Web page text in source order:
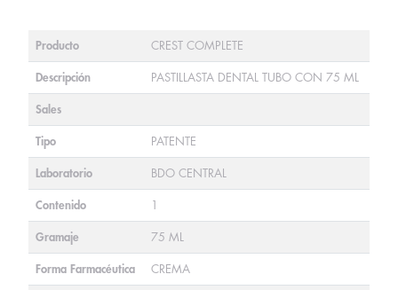
Producto CREST COMPLETE
Descripción PASTILLASTA DENTAL TUBO CON 75 ML
Sales
Tipo PATENTE
Laboratorio BDO CENTRAL
Contenido 1
Gramaje 75 ML
Forma Farmacéutica CREMA